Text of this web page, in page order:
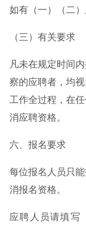
如有（一）（二
（三）有关要求
凡未在规定时间
察的应聘者，均
工作全过程，在
消应聘资格。
六、报名要求
每位报名人员只
消报名资格。
应聘人员请填写